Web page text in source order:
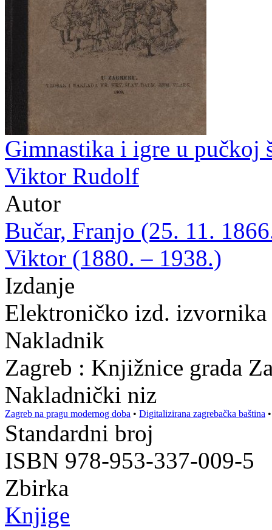
Gimnastika i igre u
Viktor Rudolf
Autor
Bučar, Franjo (25. 11.
Viktor (1880. – 1938.)
Izdanje
Elektroničko izd.
Nakladnik
Zagreb : Knjižnice grada
Nakladnički niz
Zagreb na pragu modernog doba • Digitalizirana zagrebačka baština
Standardni broj
ISBN 978-953-337-009-5
Zbirka
Knjige